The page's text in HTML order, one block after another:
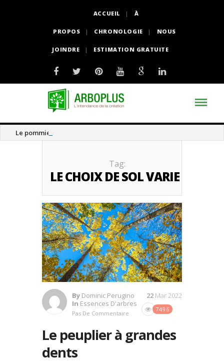
ACCUEIL À
PROPOS CHRONOLOGIE NOUS
JOINDRE ESTIMATION GRATUITE
Le pommier thé
Tag:
LE CHOIX DE SOL VARIE
By Dominic Perugino
In Essences D'arbres
Pas De Commentaire
7496
22 Mar 2022
Le peuplier à grandes
dents